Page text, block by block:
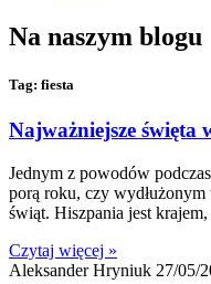
Na naszym blogu
Tag: fiesta
Najważniejsze święta
Jednym z powodów
porą roku, czy
świąt. Hiszpania jest
Czytaj więcej »
Aleksander Hryniuk 27/05/